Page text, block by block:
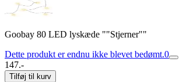
Goobay 80 LED lyskæde ""Stjerner""
Dette produkt er endnu ikke blevet bedømt.0
147.-
Tilføj til kurv